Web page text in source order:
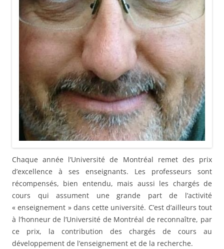
Chaque année l’Université de Montréal remet des prix
d’excellence à ses enseignants. Les professeurs sont
récompensés, bien entendu, mais aussi les chargés de
cours qui assument une grande part de l’activité
« enseignement » dans cette université. C’est d’ailleurs tout
à l’honneur de l’Université de Montréal de reconnaître, par
ce prix, la contribution des chargés de cours au
développement de l’enseignement et de la recherche.